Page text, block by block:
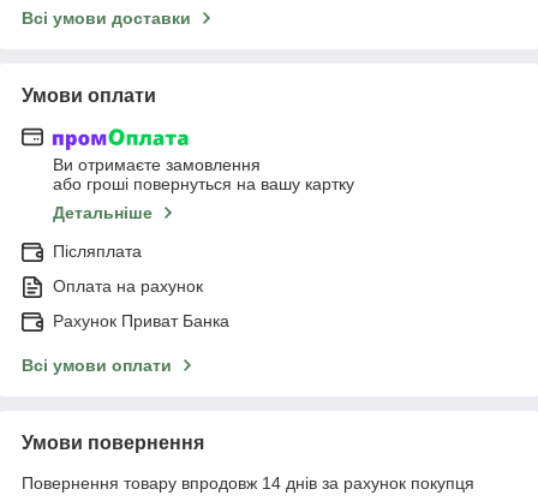
Всі умови доставки
Умови оплати
Ви отримаєте замовлення
або гроші повернуться на вашу картку
Детальніше
Післяплата
Оплата на рахунок
Рахунок Приват Банка
Всі умови оплати
Умови повернення
Повернення товару впродовж 14 днів за рахунок покупця